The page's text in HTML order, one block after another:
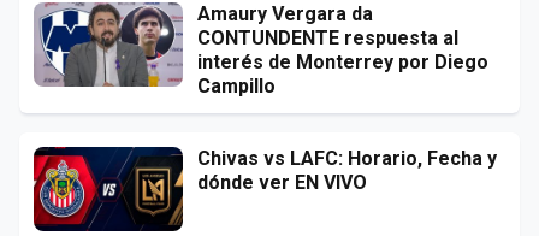
Amaury Vergara da
CONTUNDENTE respuesta al
interés de Monterrey por Diego
Campillo
Chivas vs LAFC: Horario, Fecha y
dónde ver EN VIVO